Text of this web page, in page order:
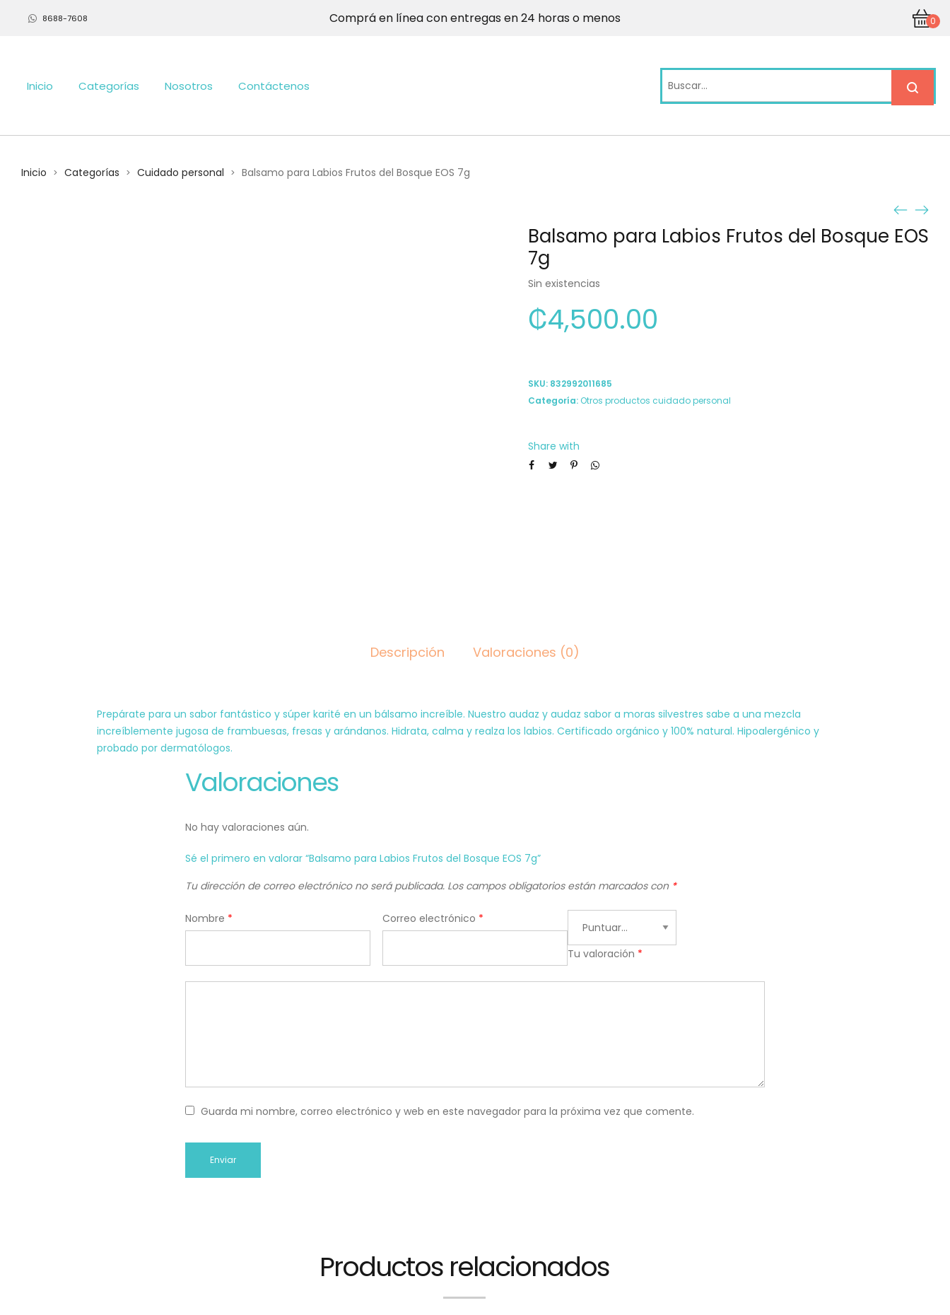
8688-7608 Comprá en línea con entregas en 24 horas o menos 0
Inicio Categorías Nosotros Contáctenos
Inicio > Categorías > Cuidado personal > Balsamo para Labios Frutos del Bosque EOS 7g
Balsamo para Labios Frutos del Bosque EOS
7g
Sin existencias
₡4,500.00
SKU: 832992011685
Categoría: Otros productos cuidado personal
Share with
Descripción Valoraciones (0)
Prepárate para un sabor fantástico y súper karité en un bálsamo increíble. Nuestro audaz y audaz sabor a moras silvestres sabe a una mezcla
increíblemente jugosa de frambuesas, fresas y arándanos. Hidrata, calma y realza los labios. Certificado orgánico y 100% natural. Hipoalergénico y
probado por dermatólogos.
Valoraciones
No hay valoraciones aún.
Sé el primero en valorar “Balsamo para Labios Frutos del Bosque EOS 7g”
Tu dirección de correo electrónico no será publicada. Los campos obligatorios están marcados con *
Nombre * Correo electrónico *
Tu valoración *
Guarda mi nombre, correo electrónico y web en este navegador para la próxima vez que comente.
Productos relacionados